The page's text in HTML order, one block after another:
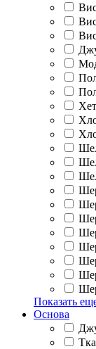
Показать
Основа